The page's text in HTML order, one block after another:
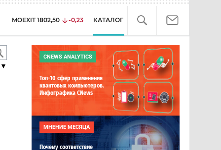
MOEXIT 1802,50 -0,23 КАТАЛОГ
CNEWS ANALYTICS
Топ-10 сфер применения
квантовых компьютеров.
Инфографика CNews
МНЕНИЕ МЕСЯЦА
Почему соответствие